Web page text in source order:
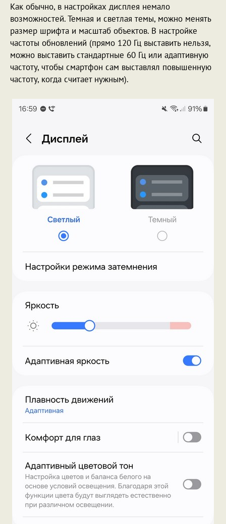
Как обычно, в настройках дисплея немало
возможностей. Темная и светлая темы, можно менять
размер шрифта и масштаб объектов. В настройке
частоты обновлений (прямо 120 Гц выставить нельзя,
можно выставить стандартные 60 Гц или адаптивную
частоту, чтобы смартфон сам выставлял повышенную
частоту, когда считает нужным).